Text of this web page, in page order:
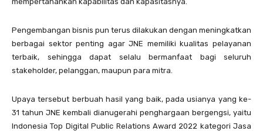
Pengembangan bisnis pun terus dilakukan dengan meningkatkan
berbagai sektor penting agar JNE memiliki kualitas pelayanan
terbaik, sehingga dapat selalu bermanfaat bagi seluruh
stakeholder, pelanggan, maupun para mitra.
Upaya tersebut berbuah hasil yang baik, pada usianya yang ke-
31 tahun JNE kembali dianugerahi penghargaan bergengsi, yaitu
Indonesia Top Digital Public Relations Award 2022 kategori Jasa